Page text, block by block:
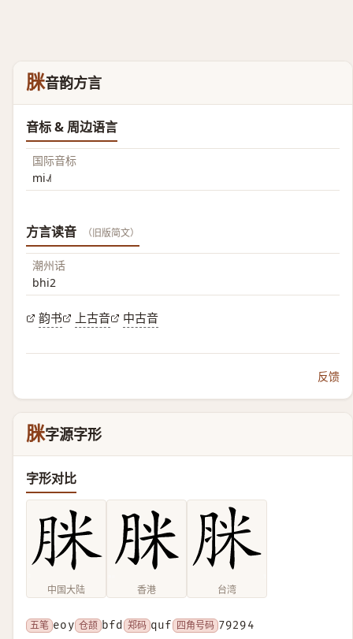
脒音韵方言
音标 & 周边语言
国际音标
mi˨˩˦
方言读音 （旧版简文）
潮州话
bhi2
韵书 上古音 中古音
反馈
脒字源字形
字形对比
中国大陆 香港 台湾
五笔 eoy 仓颉 bfd 郑码 quf 四角号码 79294